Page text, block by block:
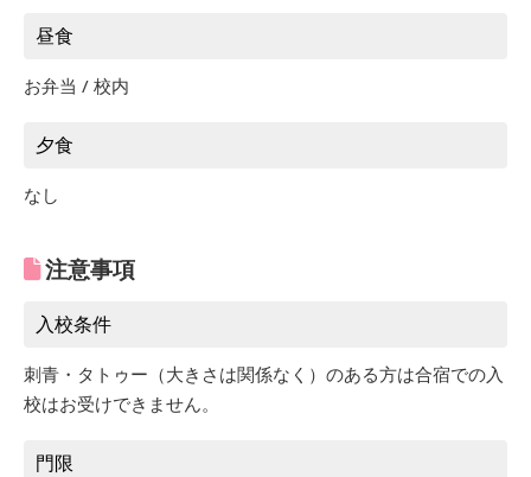
昼食
お弁当 / 校内
夕食
なし
注意事項
入校条件
刺青・タトゥー（大きさは関係なく）のある方は合宿での入
校はお受けできません。
門限